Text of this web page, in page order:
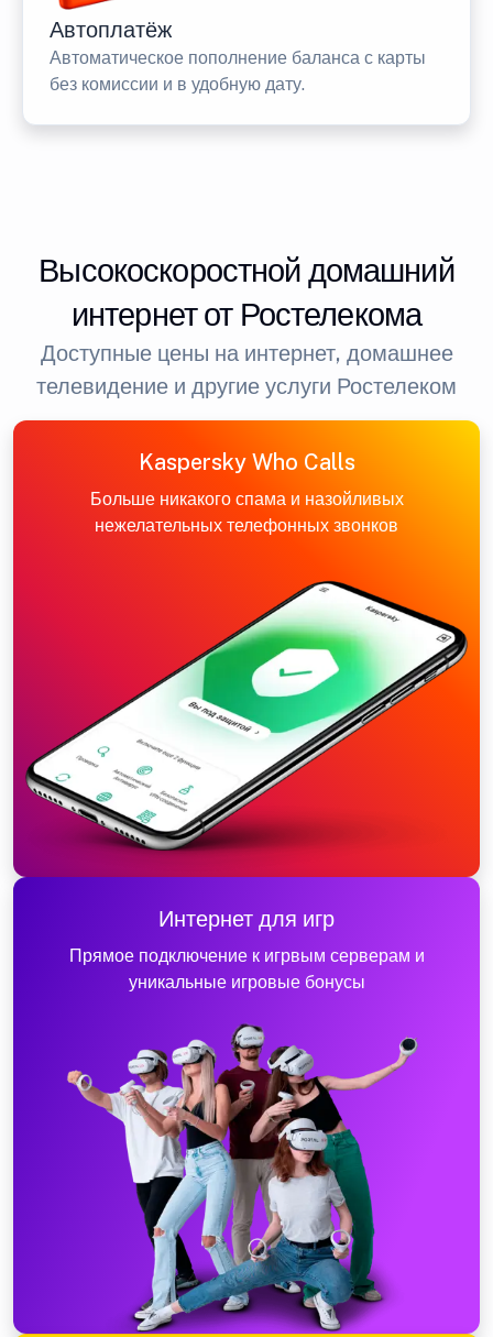
Автоплатёж
Автоматическое пополнение баланса с карты
без комиссии и в удобную дату.
Высокоскоростной домашний
интернет от Ростелекома
Доступные цены на интернет, домашнее
телевидение и другие услуги Ростелеком
Kaspersky Who Calls
Больше никакого спама и назойливых
нежелательных телефонных звонков
Интернет для игр
Прямое подключение к игрвым серверам и
уникальные игровые бонусы